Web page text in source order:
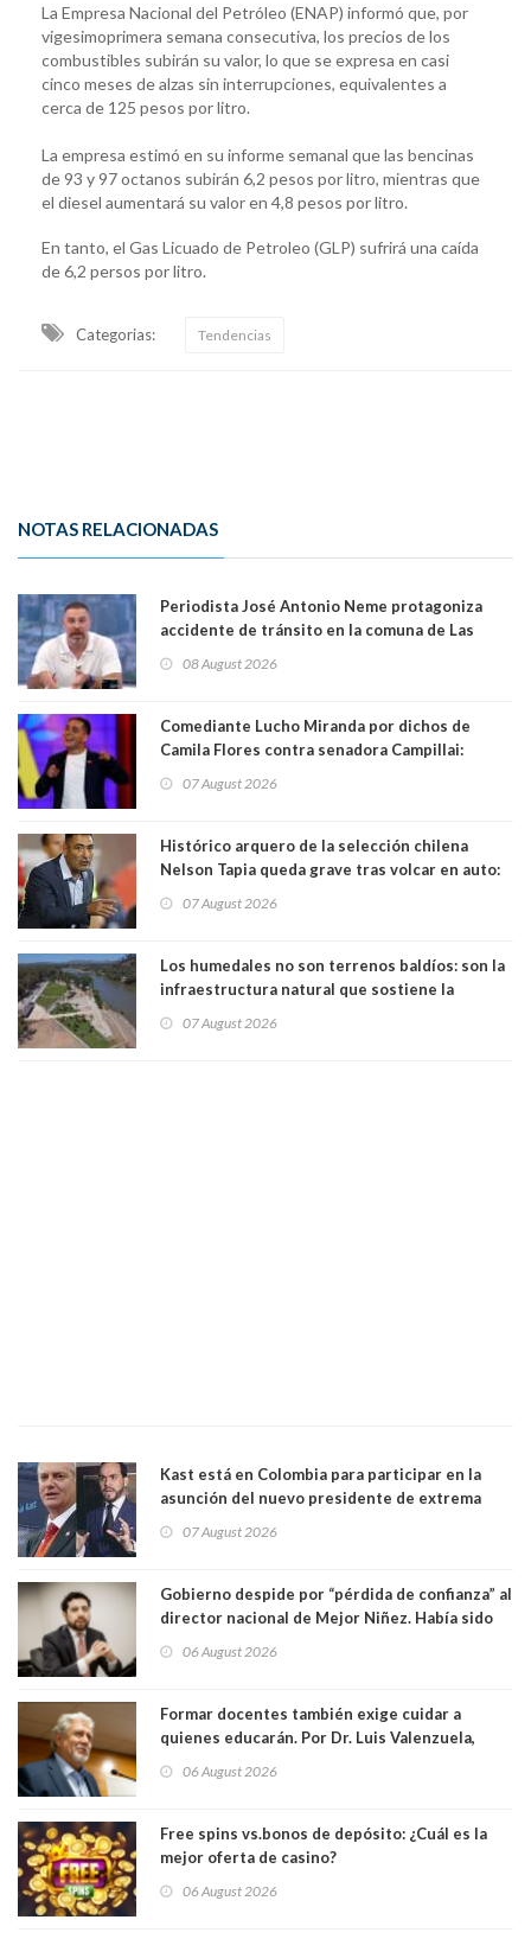
La Empresa Nacional del Petróleo (ENAP) informó que, por
vigesimoprimera semana consecutiva, los precios de los
combustibles subirán su valor, lo que se expresa en casi
cinco meses de alzas sin interrupciones, equivalentes a
cerca de 125 pesos por litro.
La empresa estimó en su informe semanal que las bencinas
de 93 y 97 octanos subirán 6,2 pesos por litro, mientras que
el diesel aumentará su valor en 4,8 pesos por litro.
En tanto, el Gas Licuado de Petroleo (GLP) sufrirá una caída
de 6,2 persos por litro.
Categorias: Tendencias
NOTAS RELACIONADAS
Periodista José Antonio Neme protagoniza
accidente de tránsito en la comuna de Las
08 August 2026
Comediante Lucho Miranda por dichos de
Camila Flores contra senadora Campillai:
forma de quitar dignidad"
07 August 2026
Histórico arquero de la selección chilena
Nelson Tapia queda grave tras volcar en auto:
07 August 2026
Los humedales no son terrenos baldíos: son la
infraestructura natural que sostiene la
07 August 2026
Kast está en Colombia para participar en la
asunción del nuevo presidente de extrema
07 August 2026
Gobierno despide por “pérdida de confianza” al
director nacional de Mejor Niñez. Había sido
06 August 2026
Formar docentes también exige cuidar a
quienes educarán. Por Dr. Luis Valenzuela,
Académicos U. Católica Silva Henríquez
06 August 2026
Free spins vs.bonos de depósito: ¿Cuál es la
mejor oferta de casino?
06 August 2026